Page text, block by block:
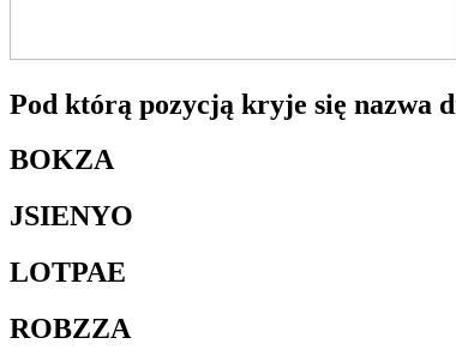
Pod którą pozycją kryje się nazwa
BOKZA
JSIENYO
LOTPAE
ROBZZA